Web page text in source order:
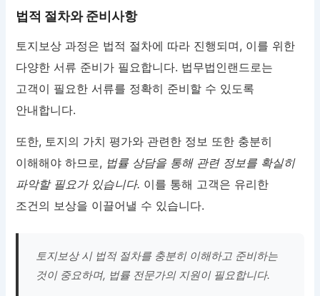
법적 절차와 준비사항
토지보상 과정은 법적 절차에 따라 진행되며, 이를 위한
다양한 서류 준비가 필요합니다. 법무법인랜드로는
고객이 필요한 서류를 정확히 준비할 수 있도록
안내합니다.
또한, 토지의 가치 평가와 관련한 정보 또한 충분히
이해해야 하므로, 법률 상담을 통해 관련 정보를 확실히
파악할 필요가 있습니다. 이를 통해 고객은 유리한
조건의 보상을 이끌어낼 수 있습니다.
토지보상 시 법적 절차를 충분히 이해하고 준비하는
것이 중요하며, 법률 전문가의 지원이 필요합니다.